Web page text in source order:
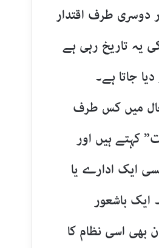
دوسری طرف اقتدار
یہ تاریخ رہی ہے
جاتا ہے۔
میں کس طرف
کہتے ہیں اور
ایک ادارے یا
باشعور
بھی اسی نظام کا